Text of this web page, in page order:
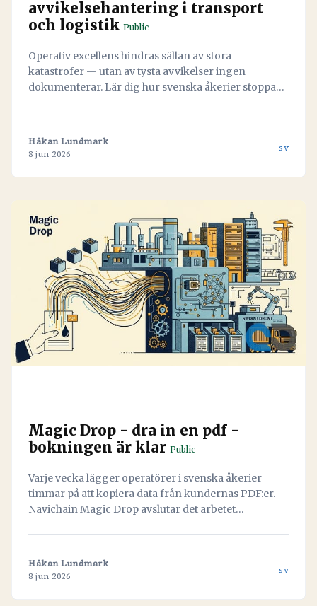
avvikelsehantering i transport
och logistik Public
Operativ excellens hindras sällan av stora
katastrofer — utan av tysta avvikelser ingen
dokumenterar. Lär dig hur svenska åkerier stoppar
Håkan Lundmark
8 jun 2026
sv
Magic Drop - dra in en pdf -
bokningen är klar Public
Varje vecka lägger operatörer i svenska åkerier
timmar på att kopiera data från kundernas PDF:er.
Navichain Magic Drop avslutar det arbetet
Håkan Lundmark
8 jun 2026
sv